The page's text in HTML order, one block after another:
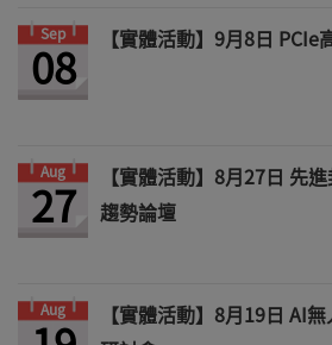
Sep
08 【實體活動】9月8日
Aug
27
【實體活動】8月27日 先
趨勢論壇
Aug
【實體活動】8月19日 AI